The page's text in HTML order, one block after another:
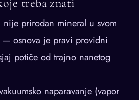
treba znati
nije prirodan mineral u svom
osnova je pravi providni
potiče od trajno nanetog
naparavanje (vapor